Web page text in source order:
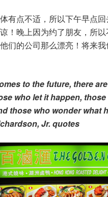
有点不适，所以下午早点
！晚上因为约了朋友，所
们的公司那么漂亮！将来
to the future, there
who let it happen,
those who wonder what
Jr. quotes